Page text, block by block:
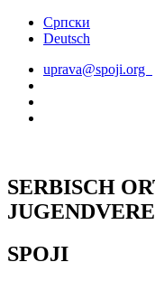
Skip
Српски
Deutsch
uprava@spoji.org
SERBISCH
SPOJI